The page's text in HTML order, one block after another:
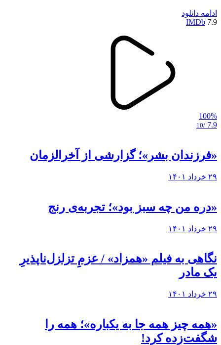
ادامه دانلود
7.9
IMDb
100%
7.9
/10
«فرزندان بشر»؛ گزارشی از آخرالزمان
۲۹ خرداد ۱۴۰۱
«دره من چه سبز بود»؛ تجربه‌ی رنج
۲۹ خرداد ۱۴۰۱
نگاهی به فيلم «همزاد» / عزمِ تزلزل‌ناپذیرِ
یک مادر
۲۹ خرداد ۱۴۰۱
«همه چیز همه جا به یکباره»؛ همه را
شگفت‌زده کرد!